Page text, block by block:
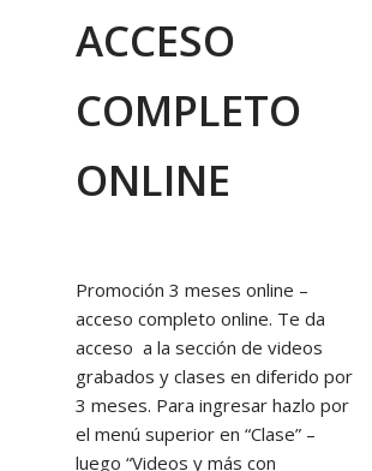
ACCESO
COMPLETO
ONLINE
Promoción 3 meses online –
acceso completo online. Te da
acceso a la sección de videos
grabados y clases en diferido por
3 meses. Para ingresar hazlo por
el menú superior en “Clase” –
luego “Videos y más con